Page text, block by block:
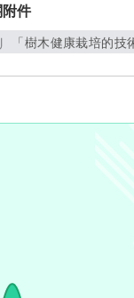
件
「樹木健康栽培的